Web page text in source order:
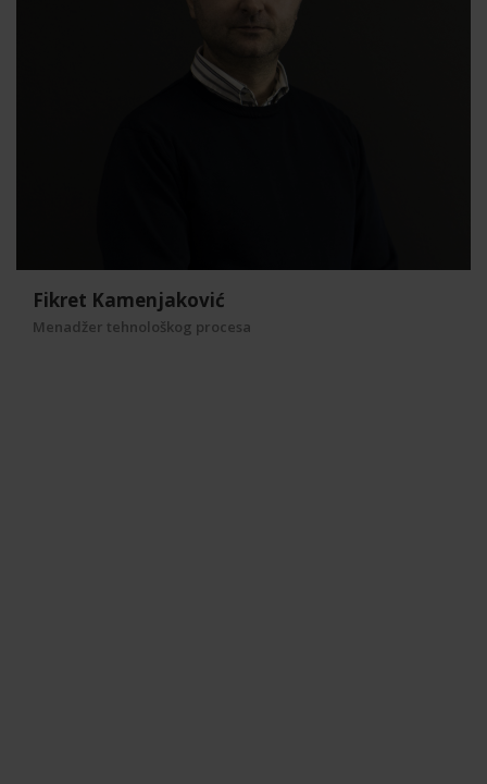
Fikret Kamenjaković
Menadžer tehnološkog procesa
Email: -fikret@dezen.ba
Kontakt broj: +387 63 283 506